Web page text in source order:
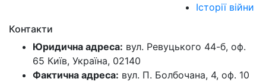
Історії війни
Контакти
Юридична адреса: вул. Ревуцького 44-б, оф.
65 Київ, Україна, 02140
Фактична адреса: вул. П. Болбочана, 4, оф. 10